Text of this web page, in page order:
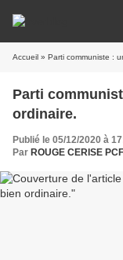
Accueil » Parti communiste :
Parti
ordinaire.
Publié le 05/12/2020 à
Par ROUGE CERISE